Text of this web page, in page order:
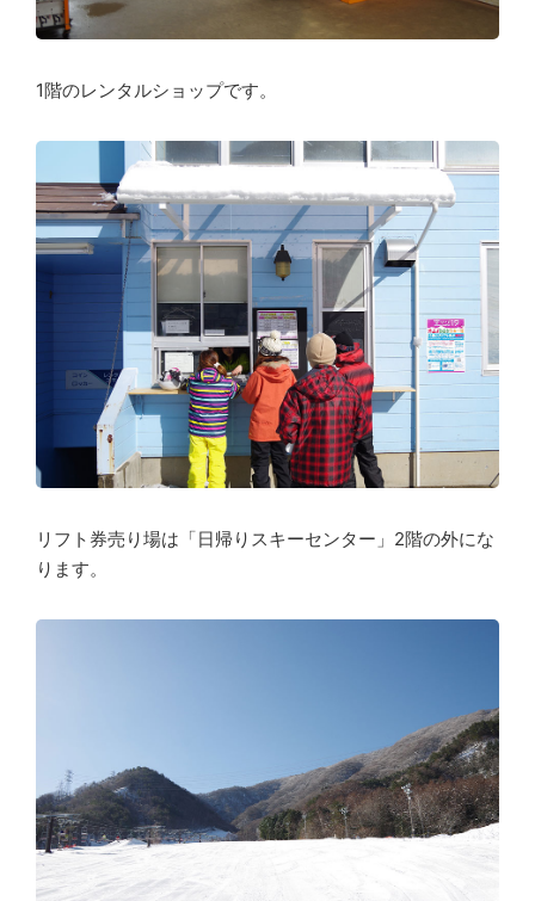
1階のレンタルショップです。
リフト券売り場は「日帰りスキーセンター」2階の外にな
ります。